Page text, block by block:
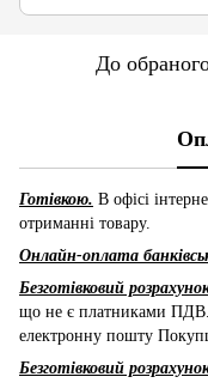
До
Готівкою. В офісі
отриманні товару.
Онлайн-оплата
Безготівковий
що не є платниками ПДВ.
електронну пошту
Безготівковий